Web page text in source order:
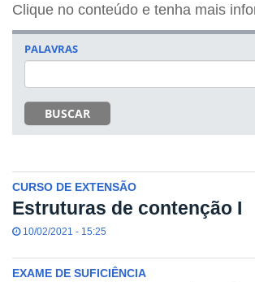
Clique no conteúdo e tenha mais
PALAVRAS
BUSCAR
CURSO DE EXTENSÃO
Estruturas de contenção I
10/02/2021 - 15:25
EXAME DE SUFICIÊNCIA